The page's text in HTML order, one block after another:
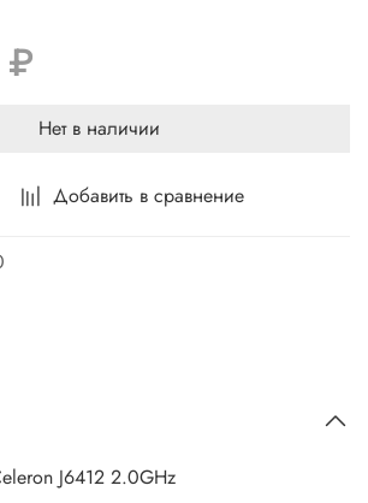
Добавить в сравнение
Нет в наличии
J6412 2.0GHz